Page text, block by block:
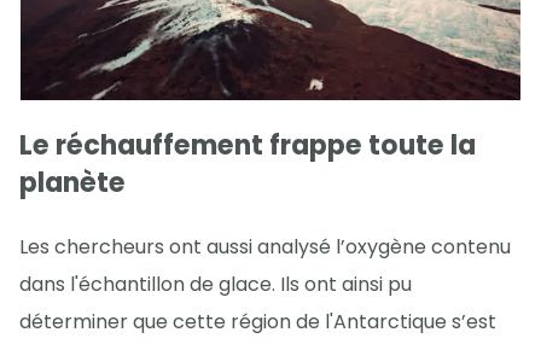
Le réchauffement frappe toute la
planète
Les chercheurs ont aussi analysé l’oxygène contenu
dans l'échantillon de glace. Ils ont ainsi pu
déterminer que cette région de l'Antarctique s’est